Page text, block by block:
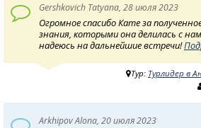
Gershkovich Tatyana, 28 июля 2023
Огромное спасибо Кате за
знания, которыми она делилась с
надеюсь на дальнейшие встречи!
Тур: Турлидер в
Arkhipov Alona, 20 июля 2023